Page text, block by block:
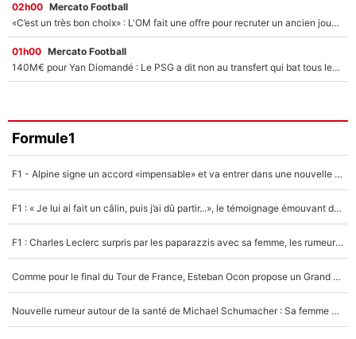
02h00 Mercato Football
«C’est un très bon choix» : L'OM fait une offre pour recruter un ancien joueur du PSG... et c'est validé dans l'After Foot !
01h00 Mercato Football
140M€ pour Yan Diomandé : Le PSG a dit non au transfert qui bat tous les records sur le mercato
Formule1
F1 - Alpine signe un accord «impensable» et va entrer dans une nouvelle dimension : Grande nouvelle pour Pierre Gasly !
F1 : « Je lui ai fait un câlin, puis j’ai dû partir...», le témoignage émouvant de Max Verstappen sur sa fille
F1 : Charles Leclerc surpris par les paparazzis avec sa femme, les rumeurs étaient vraies !
Comme pour le final du Tour de France, Esteban Ocon propose un Grand Prix de Formule 1 à Paris : «Autour de l’Arc de Triomphe, ce serait génial» !
Nouvelle rumeur autour de la santé de Michael Schumacher : Sa femme Corinna sort du silence